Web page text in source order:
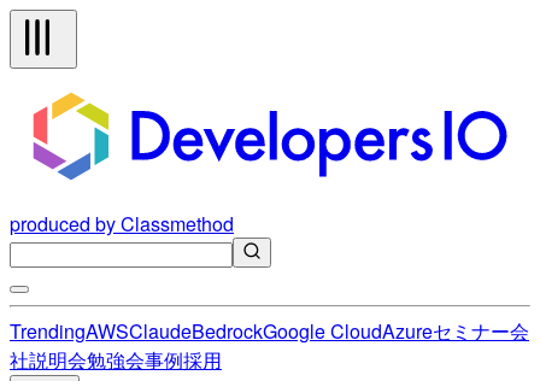
produced by Classmethod
TrendingAWSClaudeBedrockGoogle CloudAzureセミナー会
社説明会勉強会事例採用